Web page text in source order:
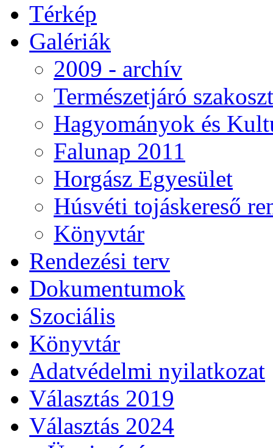
Térkép
Galériák
2009 - archív
Természetjáró
Hagyományok és
Falunap 2011
Horgász Egyesület
Húsvéti tojáskereső
Könyvtár
Rendezési terv
Dokumentumok
Szociális
Könyvtár
Adatvédelmi nyilatkozat
Választás 2019
Választás 2024